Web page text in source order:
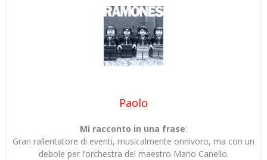
Paolo
Mi racconto in una frase:
Gran rallentatore di eventi, musicalmente onnivoro, ma con un
debole per l’orchestra del maestro Mario Canello.